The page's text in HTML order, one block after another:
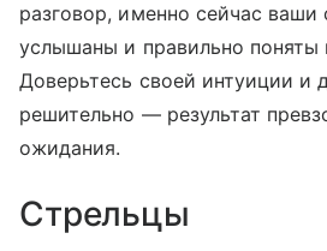
разговор, именно сейчас ваши
услышаны и правильно поняты
Доверьтесь своей интуиции и
решительно — результат
ожидания.
Стрельцы